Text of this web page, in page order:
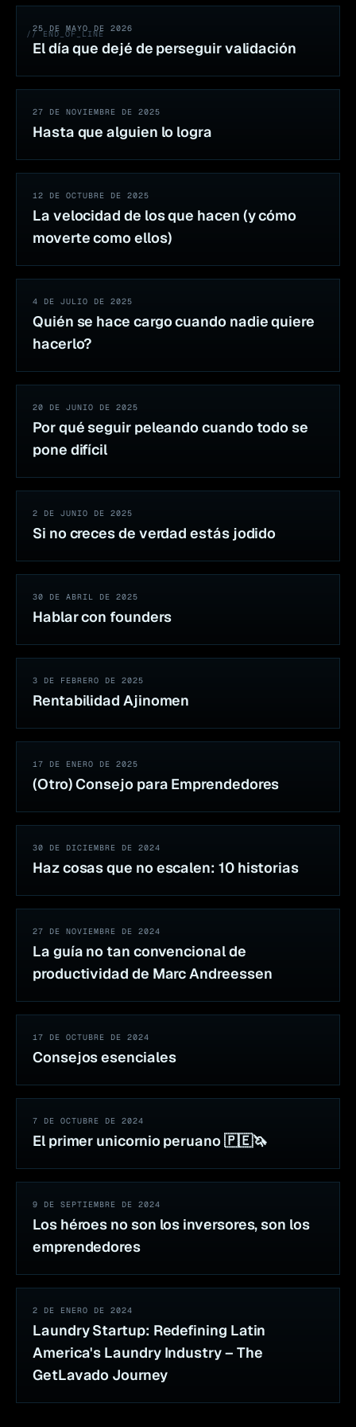
// END_OF_LINE
25 DE MAYO DE 2026
El día que dejé de perseguir validación
27 DE NOVIEMBRE DE 2025
Hasta que alguien lo logra
12 DE OCTUBRE DE 2025
La velocidad de los que hacen (y cómo
moverte como ellos)
4 DE JULIO DE 2025
Quién se hace cargo cuando nadie quiere
hacerlo?
20 DE JUNIO DE 2025
Por qué seguir peleando cuando todo se
pone difícil
2 DE JUNIO DE 2025
Si no creces de verdad estás jodido
30 DE ABRIL DE 2025
Hablar con founders
3 DE FEBRERO DE 2025
Rentabilidad Ajinomen
17 DE ENERO DE 2025
(Otro) Consejo para Emprendedores
30 DE DICIEMBRE DE 2024
Haz cosas que no escalen: 10 historias
27 DE NOVIEMBRE DE 2024
La guía no tan convencional de
productividad de Marc Andreessen
17 DE OCTUBRE DE 2024
Consejos esenciales
7 DE OCTUBRE DE 2024
El primer unicornio peruano 🇵🇪🦄
9 DE SEPTIEMBRE DE 2024
Los héroes no son los inversores, son los
emprendedores
2 DE ENERO DE 2024
Laundry Startup: Redefining Latin
America's Laundry Industry – The
GetLavado Journey